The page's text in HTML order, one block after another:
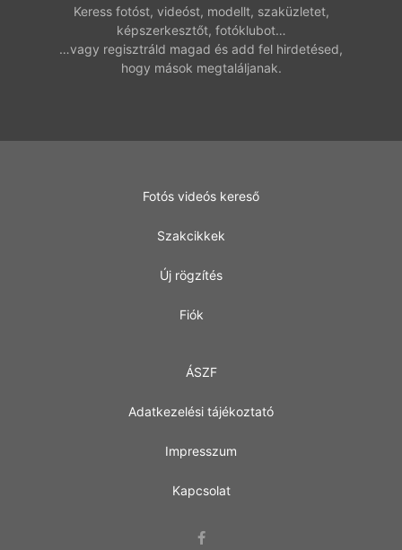
Keress fotóst, videóst, modellt, szaküzletet,
képszerkesztőt, fotóklubot…
…vagy regisztráld magad és add fel hirdetésed,
hogy mások megtaláljanak.
Fotós videós kereső
Szakcikkek
Új rögzítés
Fiók
ÁSZF
Adatkezelési tájékoztató
Impresszum
Kapcsolat